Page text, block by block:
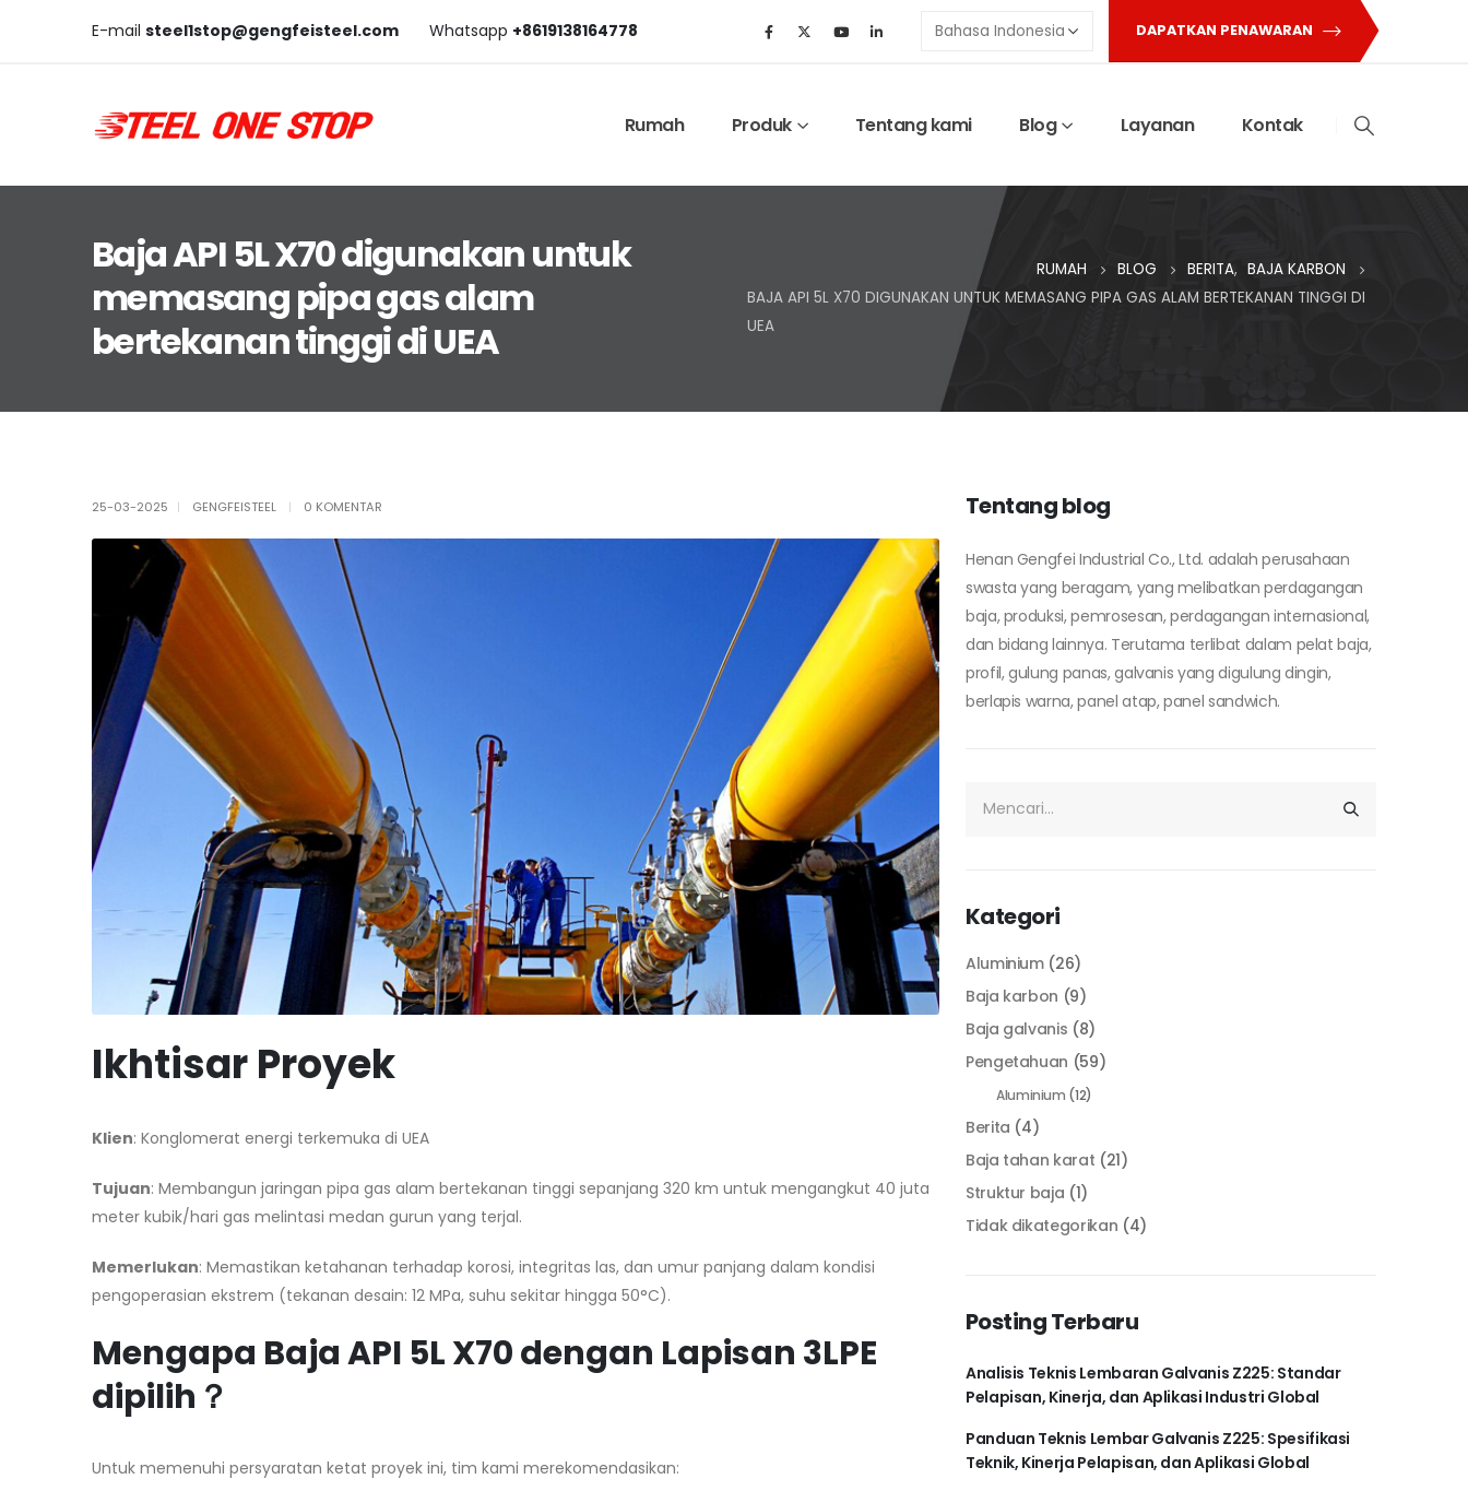
E-mail steel1stop@gengfeisteel.com Whatsapp +8619138164778 DAPATKAN PENAWARAN
Rumah Produk Tentang kami Blog Layanan Kontak
Baja API 5L X70 digunakan untuk
memasang pipa gas alam
bertekanan tinggi di UEA
RUMAH BLOG BERITA, BAJA KARBON
BAJA API 5L X70 DIGUNAKAN UNTUK MEMASANG PIPA GAS ALAM BERTEKANAN TINGGI DI
UEA
25-03-2025 GENGFEISTEEL 0 KOMENTAR
Ikhtisar Proyek
Klien: Konglomerat energi terkemuka di UEA
Tujuan: Membangun jaringan pipa gas alam bertekanan tinggi sepanjang 320 km untuk mengangkut 40 juta
meter kubik/hari gas melintasi medan gurun yang terjal.
Memerlukan: Memastikan ketahanan terhadap korosi, integritas las, dan umur panjang dalam kondisi
pengoperasian ekstrem (tekanan desain: 12 MPa, suhu sekitar hingga 50°C).
Mengapa Baja API 5L X70 dengan Lapisan 3LPE
dipilih ？
Untuk memenuhi persyaratan ketat proyek ini, tim kami merekomendasikan:
Tentang blog
Henan Gengfei Industrial Co., Ltd. adalah perusahaan
swasta yang beragam, yang melibatkan perdagangan
baja, produksi, pemrosesan, perdagangan internasional,
dan bidang lainnya. Terutama terlibat dalam pelat baja,
profil, gulung panas, galvanis yang digulung dingin,
berlapis warna, panel atap, panel sandwich.
Kategori
Aluminium(26)
Baja karbon (9)
Baja galvanis (8)
Pengetahuan (59)
Aluminium (12)
Berita (4)
Baja tahan karat (21)
Struktur baja (1)
Tidak dikategorikan (4)
Posting Terbaru
Analisis Teknis Lembaran Galvanis Z225: Standar
Pelapisan, Kinerja, dan Aplikasi Industri Global
Panduan Teknis Lembar Galvanis Z225: Spesifikasi
Teknik, Kinerja Pelapisan, dan Aplikasi Global